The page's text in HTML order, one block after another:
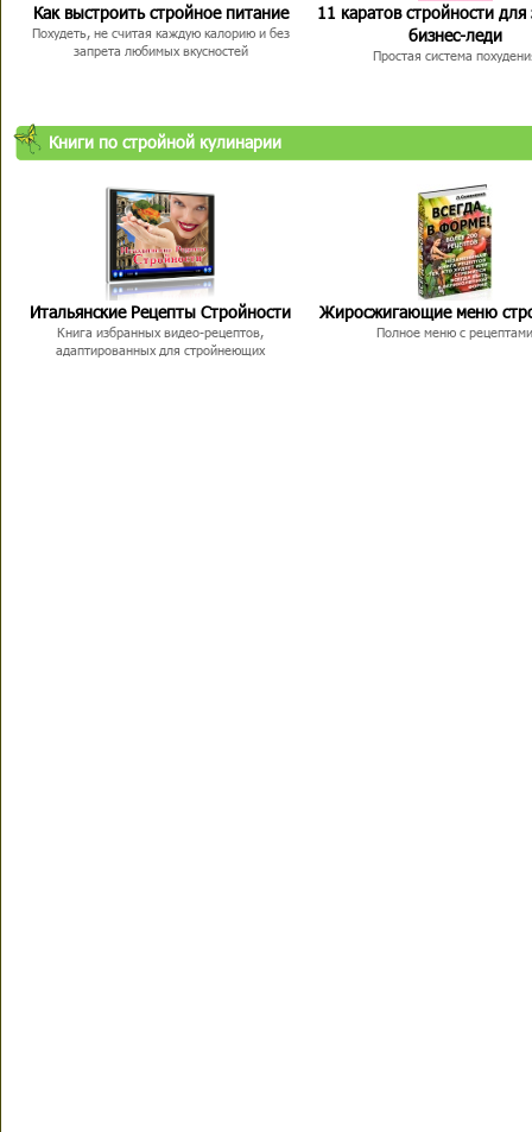
Как выстроить стройное питание
Похудеть, не считая каждую калорию и без
запрета любимых вкусностей
11 каратов стройности для
бизнес-леди
Простая система
Книги по стройной кулинарии
Итальянские Рецепты Стройности
Книга избранных видео-рецептов,
адаптированных для стройнеющих
Жиросжигающие меню
Полное меню с рецептами